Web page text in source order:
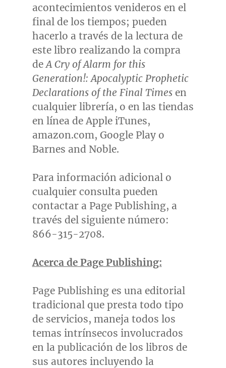
acontecimientos venideros en el
final de los tiempos; pueden
hacerlo a través de la lectura de
este libro realizando la compra
deA Cry of Alarm for this
Generation!: Apocalyptic Prophetic
Declarations of the Final Times en
cualquier librería, o en las tiendas
en línea de Apple iTunes,
amazon.com, Google Play o
Barnes and Noble.
Para información adicional o
cualquier consulta pueden
contactar a Page Publishing, a
través del siguiente número:
866-315-2708.
Acerca de Page Publishing:
Page Publishing es una editorial
tradicional que presta todo tipo
de servicios, maneja todos los
temas intrínsecos involucrados
en la publicación de los libros de
sus autores incluyendo la